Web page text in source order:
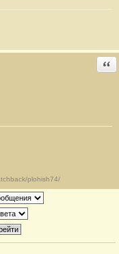
plohish74/